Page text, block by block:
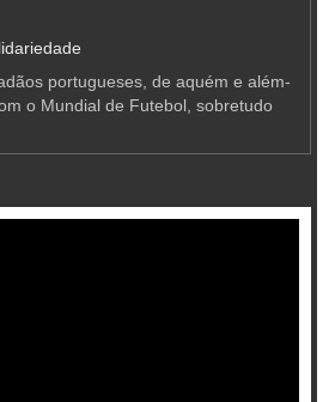
portugueses, de aquém e além-
o Mundial de Futebol, sobretudo